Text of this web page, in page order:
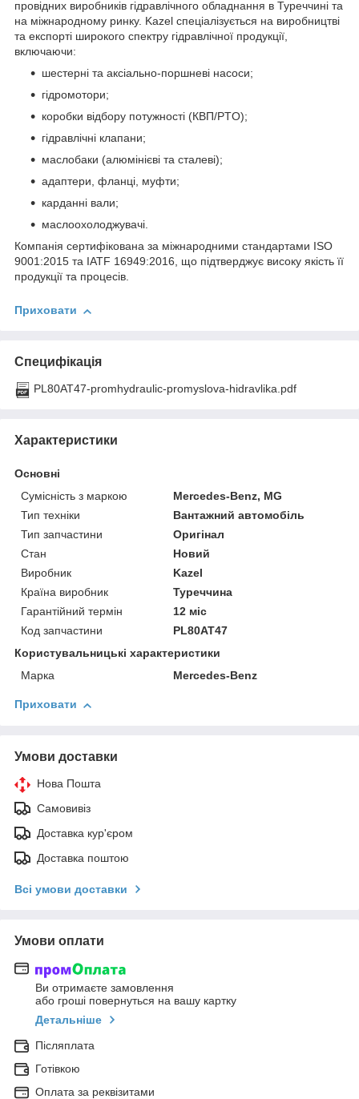
провідних виробників гідравлічного обладнання в Туреччині та
на міжнародному ринку. Kazel спеціалізується на виробництві
та експорті широкого спектру гідравлічної продукції,
включаючи:
шестерні та аксіально-поршневі насоси;
гідромотори;
коробки відбору потужності (КВП/PTO);
гідравлічні клапани;
маслобаки (алюмінієві та сталеві);
адаптери, фланці, муфти;
карданні вали;
маслоохолоджувачі.
Компанія сертифікована за міжнародними стандартами ISO
9001:2015 та IATF 16949:2016, що підтверджує високу якість її
продукції та процесів.
Приховати
Специфікація
PL80AT47-promhydraulic-promyslova-hidravlika.pdf
Характеристики
Основні
Сумісність з маркою
Mercedes-Benz, MG
Тип техніки
Вантажний автомобіль
Тип запчастини
Оригінал
Стан
Новий
Виробник
Kazel
Країна виробник
Туреччина
Гарантійний термін
12 міс
Код запчастини
PL80AT47
Користувальницькі характеристики
Марка
Mercedes-Benz
Приховати
Умови доставки
Нова Пошта
Самовивіз
Доставка кур'єром
Доставка поштою
Всі умови доставки
Умови оплати
Ви отримаєте замовлення
або гроші повернуться на вашу картку
Детальніше
Післяплата
Готівкою
Оплата за реквізитами